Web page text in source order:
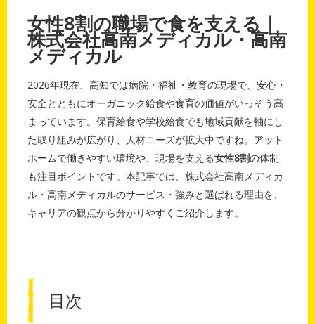
女性8割の職場で食を支える｜
株式会社高南メディカル・高南
メディカル
2026年現在、高知では病院・福祉・教育の現場で、安心・
安全とともにオーガニック給食や食育の価値がいっそう高
まっています。保育給食や学校給食でも地域貢献を軸にし
た取り組みが広がり、人材ニーズが拡大中ですね。アット
ホームで働きやすい環境や、現場を支える女性8割の体制
も注目ポイントです。本記事では、株式会社高南メディカ
ル・高南メディカルのサービス・強みと選ばれる理由を、
キャリアの観点から分かりやすくご紹介します。
目次